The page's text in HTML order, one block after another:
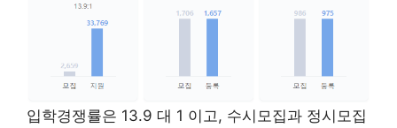
입학경쟁률은 13.9 대 1 이고, 수시모집과 정시모집